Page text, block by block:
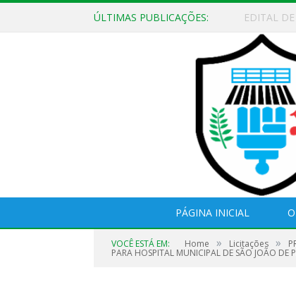
ÚLTIMAS PUBLICAÇÕES: EDITAL
PÁGINA INICIAL
VOCÊ ESTÁ EM: Home » Licitações »
PARA HOSPITAL MUNICIPAL DE SÃO JOÃO DE